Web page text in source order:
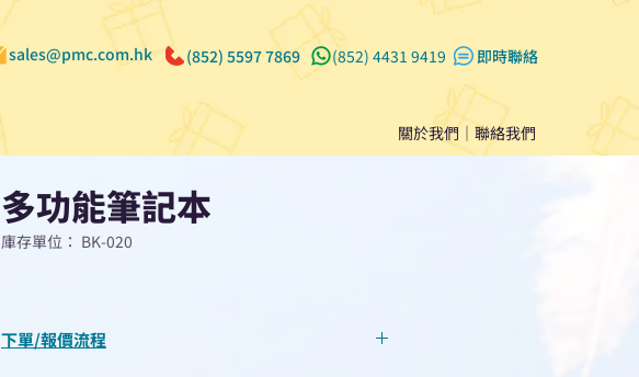
sales@pmc.com.hk (852) 5597 7869 (852) 4431 9419 ​即時聯絡
關於我們 ｜聯絡我們
多功能筆記本
庫存單位： BK-020
下單/報價流程